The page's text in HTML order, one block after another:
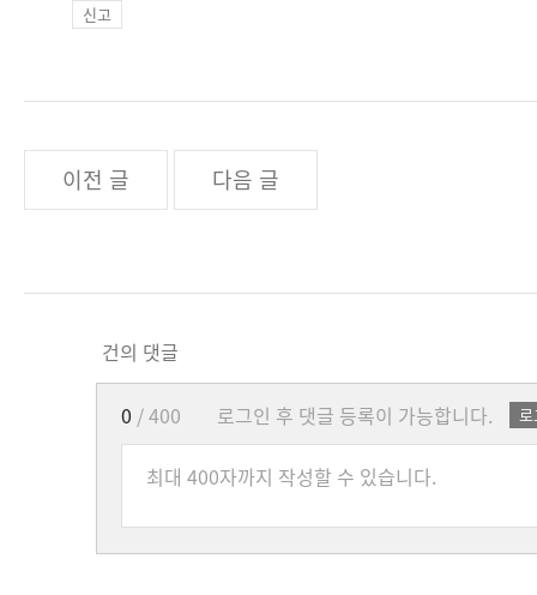
신고
이전 글 다음 글
건의 댓글
로그인 후 댓글 등록이 가능합니다.
0 / 400